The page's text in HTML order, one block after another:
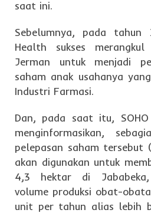
saat ini.
Sebelumnya, pada tahun
Health sukses
Jerman untuk menjadi
saham anak usahanya
Industri Farmasi.
Dan, pada saat itu,
menginformasikan,
pelepasan saham tersebut
akan digunakan untuk
4,3 hektar di
volume produksi obat-
unit per tahun alias lebih